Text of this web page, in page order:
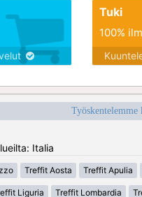
Tuki
100%
Italia
Treffit Aosta Treffit Apulia
Liguria Treffit Lombardia